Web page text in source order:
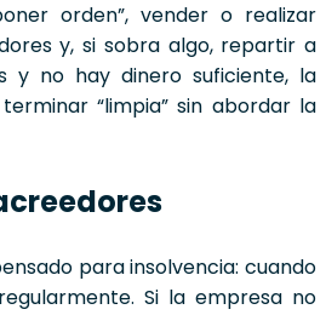
orden”, vender o realizar
y, si sobra algo, repartir a
y no hay dinero suficiente, la
“limpia” sin abordar la
para insolvencia: cuando
Si la empresa no